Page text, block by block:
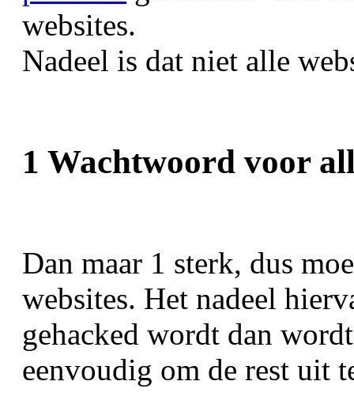
websites.
Nadeel is dat niet alle
1 Wachtwoord voor
Dan maar 1 sterk, dus
websites. Het nadeel
gehacked wordt dan
eenvoudig om de rest uit